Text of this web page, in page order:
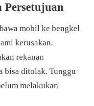
Persetujuan
mobil ke bengkel
kerusakan.
rekanan
bisa ditolak. Tunggu
melakukan